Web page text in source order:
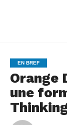
EN BREF
Orange
une